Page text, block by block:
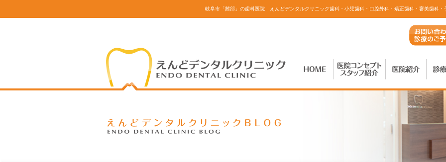
岐阜市「茜部」の歯科医院 えんどデンタルクリニック歯科・小児歯科・口腔外科・矯正歯科・審美歯科・